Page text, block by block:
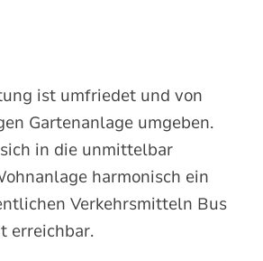
ist umfriedet und von
Gartenanlage umgeben.
in die unmittelbar
harmonisch ein
Verkehrsmitteln Bus
erreichbar.